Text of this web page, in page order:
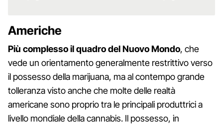
Americhe
Più complesso il quadro del Nuovo Mondo, che
vede un orientamento generalmente restrittivo verso
il possesso della marijuana, ma al contempo grande
tolleranza visto anche che molte delle realtà
americane sono proprio tra le principali produttrici a
livello mondiale della cannabis. Il possesso, in